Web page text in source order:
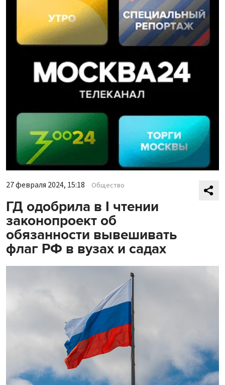
27 февраля 2024, 15:18 Общество
ГД одобрила в I чтении
законопроект об
обязанности вывешивать
флаг РФ в вузах и садах